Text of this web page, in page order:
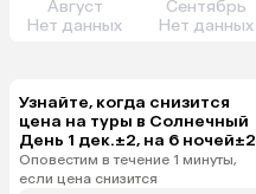
Август
Нет данных
Сентябрь
Нет данных
Узнайте, когда снизится
цена на туры в Солнечный
День 1 дек.±2, на 6 ночей±2
Оповестим в течение 1 минуты,
если цена снизится